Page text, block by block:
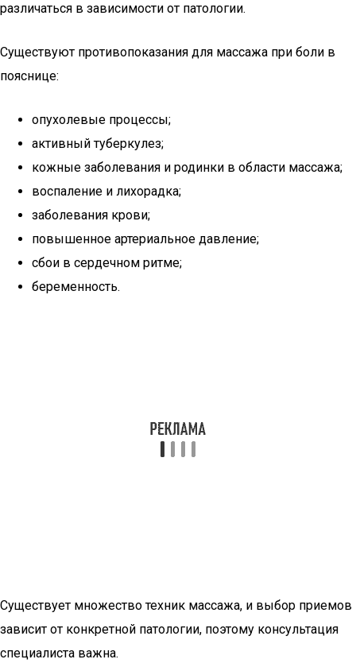
различаться в зависимости от патологии.
Существуют противопоказания для массажа при боли в
пояснице:
опухолевые процессы;
активный туберкулез;
кожные заболевания и родинки в области массажа;
воспаление и лихорадка;
заболевания крови;
повышенное артериальное давление;
сбои в сердечном ритме;
беременность.
Существует множество техник массажа, и выбор приемов
зависит от конкретной патологии, поэтому консультация
специалиста важна.